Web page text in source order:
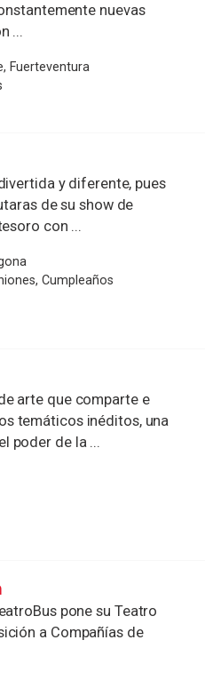
nuevas
...
Fuerteventura
y diferente, pues
de su show de
con ...
Cumpleaños
arte que comparte e
temáticos inéditos, una
poder de la ...
pone su Teatro
a Compañías de